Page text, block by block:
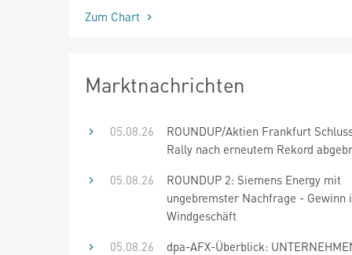
Zum Chart
Marktnachrichten
05.08.26
ROUNDUP/Aktien Frankfurt
Rally nach erneutem Rekord
05.08.26
ROUNDUP 2: Siemens Energy mit
ungebremster Nachfrage - Gewinn
Windgeschäft
05.08.26
dpa-AFX-Überblick: